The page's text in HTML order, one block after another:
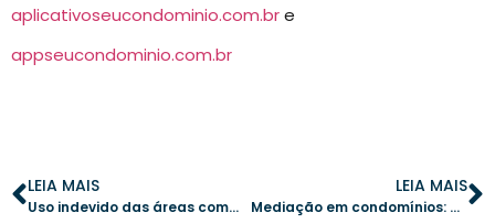
aplicativoseucondominio.com.bre
appseucondominio.com.br
LEIA MAIS
Uso indevido das áreas comuns: como advertir de forma eficiente
LEIA MAIS
Mediação em condomínios: como resolver conflitos entre vizinhos